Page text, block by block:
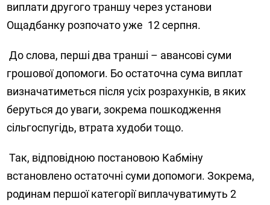
виплати другого траншу через установи
Ощадбанку розпочато уже 12 серпня.
До слова, перші два транші – авансові суми
грошової допомоги. Бо остаточна сума виплат
визначатиметься після усіх розрахунків, в яких
беруться до уваги, зокрема пошкодження
сільгоспугідь, втрата худоби тощо.
Так, відповідною постановою Кабміну
встановлено остаточні суми допомоги. Зокрема,
родинам першої категорії виплачуватимуть 2